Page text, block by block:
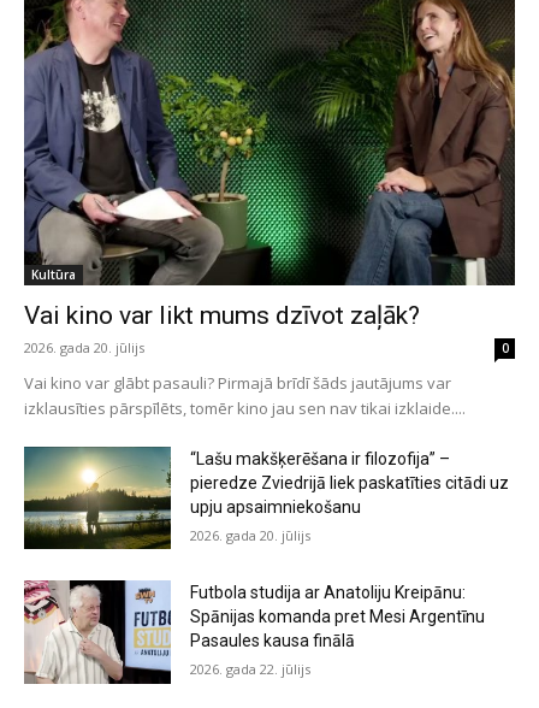
Kultūra
Vai kino var likt mums dzīvot zaļāk?
2026. gada 20. jūlijs 0
Vai kino var glābt pasauli? Pirmajā brīdī šāds jautājums var
izklausīties pārspīlēts, tomēr kino jau sen nav tikai izklaide....
“Lašu makšķerēšana ir filozofija” –
pieredze Zviedrijā liek paskatīties citādi uz
upju apsaimniekošanu
2026. gada 20. jūlijs
Futbola studija ar Anatoliju Kreipānu:
Spānijas komanda pret Mesi Argentīnu
Pasaules kausa finālā
2026. gada 22. jūlijs